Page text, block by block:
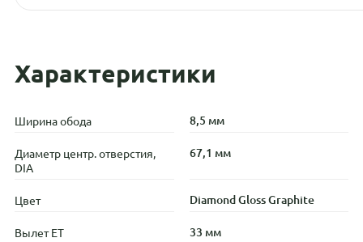
Характеристики
Ширина обода 8,5 мм
Диаметр центр. отверстия,
DIA
67,1 мм
Цвет Diamond Gloss Graphite
Вылет ET 33 мм